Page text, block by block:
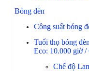
Bóng đèn
Công suất bóng
Tuổi thọ bóng
Eco: 10.000 giờ /
Chế độ